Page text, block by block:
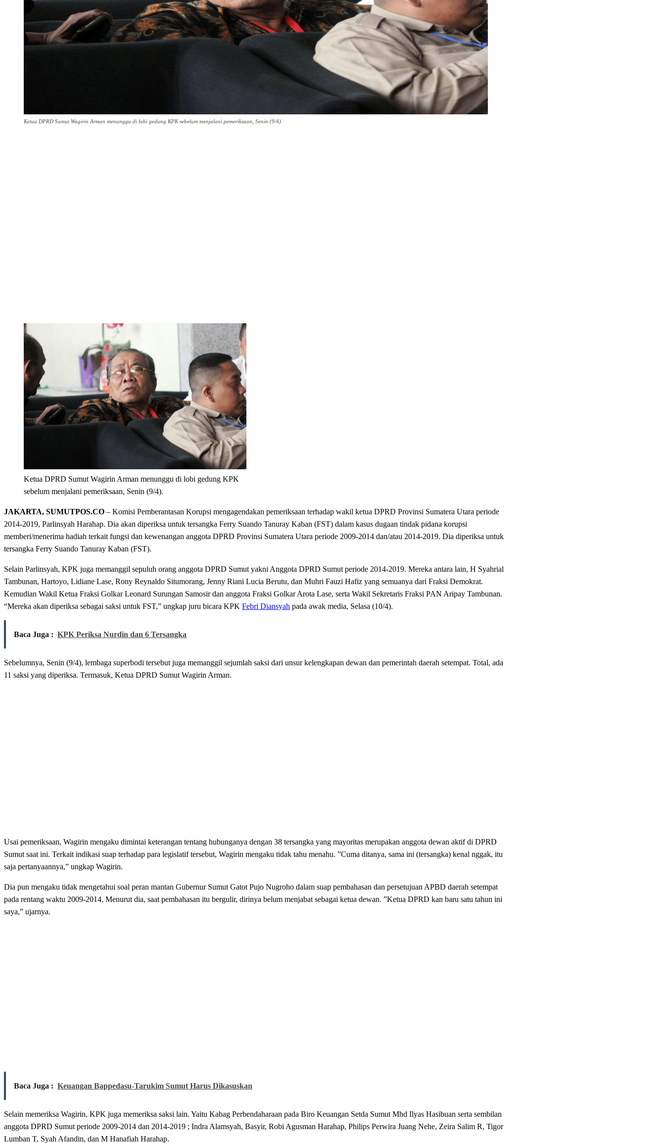
Ketua DPRD Sumut Wagirin Arman menunggu di lobi gedung KPK sebelum menjalani pemeriksaan, Senin (9/4).
Ketua DPRD Sumut Wagirin Arman menunggu di lobi gedung KPK
sebelum menjalani pemeriksaan, Senin (9/4).
JAKARTA, SUMUTPOS.CO – Komisi Pemberantasan Korupsi mengagendakan pemeriksaan terhadap wakil ketua DPRD Provinsi Sumatera Utara periode
2014-2019, Parlinsyah Harahap. Dia akan diperiksa untuk tersangka Ferry Suando Tanuray Kaban (FST) dalam kasus dugaan tindak pidana korupsi
memberi/menerima hadiah terkait fungsi dan kewenangan anggota DPRD Provinsi Sumatera Utara periode 2009-2014 dan/atau 2014-2019. Dia diperiksa untuk
tersangka Ferry Suando Tanuray Kaban (FST).
Selain Parlinsyah, KPK juga memanggil sepuluh orang anggota DPRD Sumut yakni Anggota DPRD Sumut periode 2014-2019. Mereka antara lain, H Syahrial
Tambunan, Hartoyo, Lidiane Lase, Rony Reynaldo Situmorang, Jenny Riani Lucia Berutu, dan Muhri Fauzi Hafiz yang semuanya dari Fraksi Demokrat.
Kemudian Wakil Ketua Fraksi Golkar Leonard Surungan Samosir dan anggota Fraksi Golkar Arota Lase, serta Wakil Sekretaris Fraksi PAN Aripay Tambunan.
“Mereka akan diperiksa sebagai saksi untuk FST,” ungkap juru bicara KPK Febri Diansyah pada awak media, Selasa (10/4).
Baca Juga : KPK Periksa Nurdin dan 6 Tersangka
Sebelumnya, Senin (9/4), lembaga superbodi tersebut juga memanggil sejumlah saksi dari unsur kelengkapan dewan dan pemerintah daerah setempat. Total, ada
11 saksi yang diperiksa. Termasuk, Ketua DPRD Sumut Wagirin Arman.
Usai pemeriksaan, Wagirin mengaku dimintai keterangan tentang hubunganya dengan 38 tersangka yang mayoritas merupakan anggota dewan aktif di DPRD
Sumut saat ini. Terkait indikasi suap terhadap para legislatif tersebut, Wagirin mengaku tidak tahu menahu. ”Cuma ditanya, sama ini (tersangka) kenal nggak, itu
saja pertanyaannya,” ungkap Wagirin.
Dia pun mengaku tidak mengetahui soal peran mantan Gubernur Sumut Gatot Pujo Nugroho dalam suap pembahasan dan persetujuan APBD daerah setempat
pada rentang waktu 2009-2014. Menurut dia, saat pembahasan itu bergulir, dirinya belum menjabat sebagai ketua dewan. ”Ketua DPRD kan baru satu tahun ini
saya,” ujarnya.
Baca Juga : Keuangan Bappedasu-Tarukim Sumut Harus Dikasuskan
Selain memeriksa Wagirin, KPK juga memeriksa saksi lain. Yaitu Kabag Perbendaharaan pada Biro Keuangan Setda Sumut Mhd Ilyas Hasibuan serta sembilan
anggota DPRD Sumut periode 2009-2014 dan 2014-2019 ; Indra Alamsyah, Basyir, Robi Agusman Harahap, Philips Perwira Juang Nehe, Zeira Salim R, Tigor
Lumban T, Syah Afandin, dan M Hanafiah Harahap.